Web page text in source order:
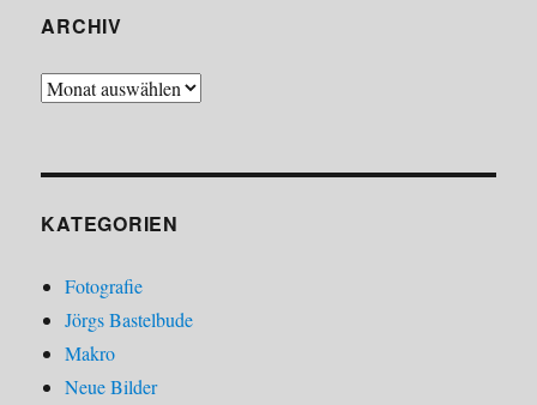
ARCHIV
Archiv
KATEGORIEN
Fotografie
Jörgs Bastelbude
Makro
Neue Bilder